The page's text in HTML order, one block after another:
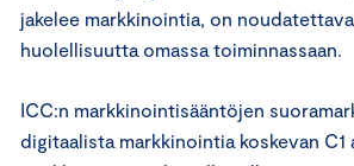
jakelee markkinointia, on
huolellisuutta omassa toiminnassaan.
ICC:n markkinointisääntöjen
digitaalista markkinointia koskevan C1